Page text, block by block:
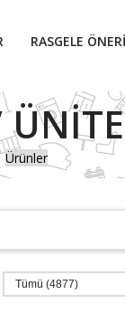
RASGELE
Ürünler